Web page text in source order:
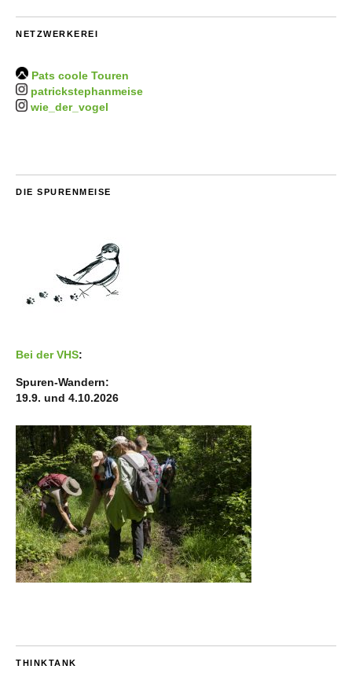
NETZWERKEREI
Pats coole Touren
patrickstephanmeise
wie_der_vogel
DIE SPURENMEISE
Bei der VHS:
Spuren-Wandern:
19.9. und 4.10.2026
THINKTANK